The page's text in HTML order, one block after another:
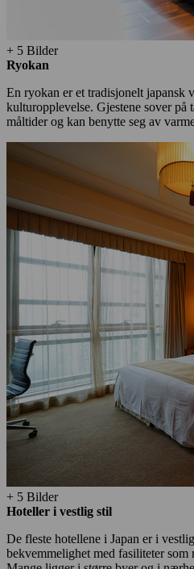
+ 5 Bilder
Ryokan
En ryokan er et tradisjonelt japansk
kulturopplevelse. Gjestene sover på
måltider og kan benytte seg av
+ 5 Bilder
Hoteller i vestlig stil
De fleste hotellene i Japan er i
bekvemmelighet med fasiliteter som